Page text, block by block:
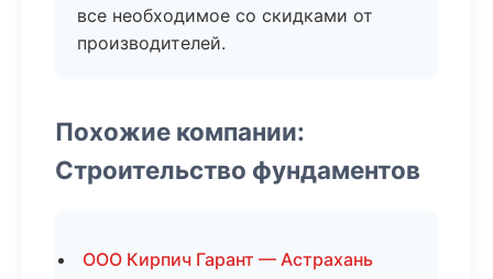
все необходимое со скидками от
производителей.
Похожие компании:
Строительство фундаментов
ООО Кирпич Гарант — Астрахань